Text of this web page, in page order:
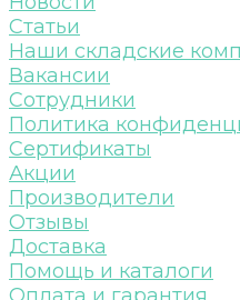
Статьи
Наши складские
Вакансии
Сотрудники
Политика
Сертификаты
Акции
Производители
Отзывы
Доставка
Помощь и каталоги